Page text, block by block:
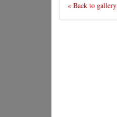
« Back to gallery